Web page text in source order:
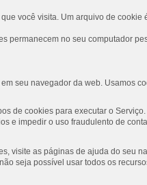
você visita. Um arquivo de
permanecem no seu computador
seu navegador da web. Usamos
de cookies para executar o Serviço.
e impedir o uso fraudulento de
visite as páginas de ajuda do seu
seja possível usar todos os